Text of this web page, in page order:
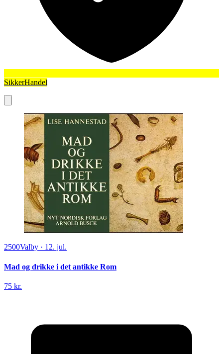
SikkerHandel
2500Valby · 12. jul.
Mad og drikke i det antikke Rom
75 kr.